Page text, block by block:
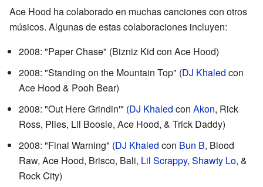
Ace Hood ha colaborado en muchas canciones con otros
músicos. Algunas de estas colaboraciones incluyen:
2008: "Paper Chase" (Bizniz Kid con Ace Hood)
2008: "Standing on the Mountain Top" (DJ Khaled con
Ace Hood & Pooh Bear)
2008: "Out Here Grindin'" (DJ Khaled con Akon, Rick
Ross, Plies, Lil Boosie, Ace Hood, & Trick Daddy)
2008: "Final Warning" (DJ Khaled con Bun B, Blood
Raw, Ace Hood, Brisco, Bali, Lil Scrappy, Shawty Lo, &
Rock City)